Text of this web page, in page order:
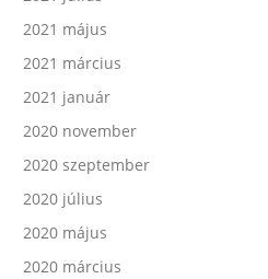
2021 május
2021 március
2021 január
2020 november
2020 szeptember
2020 július
2020 május
2020 március